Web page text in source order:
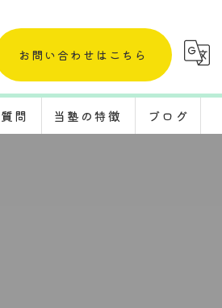
お問い合わせはこちら
問 当塾の特徴 ブログ